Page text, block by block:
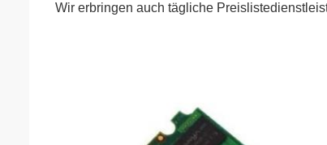
Wir erbringen auch tägliche